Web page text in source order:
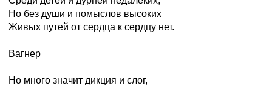
Но без души и помыслов высоких
Живых путей от сердца к сердцу нет.
Вагнер
Но много значит дикция и слог,